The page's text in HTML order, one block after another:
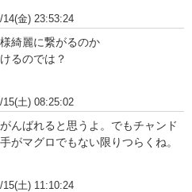
金) 23:53:24
綺麗に繋がるのか
るのでは？
土) 08:25:02
んばれると思うよ。でもチャンド
がマグロでもない限りつらくね。
土) 11:10:24